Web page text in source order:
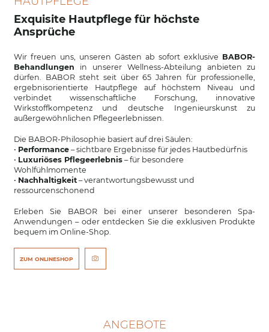
Exquisite Hautpflege für höchste
Ansprüche
Wir freuen uns, unseren Gästen ab sofort exklusive BABOR-
Behandlungen in unserer Wellness-Abteilung anbieten zu
dürfen. BABOR steht seit über 65 Jahren für professionelle,
ergebnisorientierte Hautpflege auf höchstem Niveau und
verbindet wissenschaftliche Forschung, innovative
Wirkstoffkompetenz und deutsche Ingenieurskunst zu
außergewöhnlichen Pflegeerlebnissen.
Die BABOR-Philosophie basiert auf drei Säulen:
• Performance– sichtbare Ergebnisse für jedes Hautbedürfnis
• Luxuriöses Pflegeerlebnis– für besondere
Wohlfühlmomente
• Nachhaltigkeit– verantwortungsbewusst und
ressourcenschonend
Erleben Sie BABOR bei einer unserer besonderen Spa-
Anwendungen – oder entdecken Sie die exklusiven Produkte
bequem im Online-Shop.
ZUM ONLINESHOP
ANGEBOTE